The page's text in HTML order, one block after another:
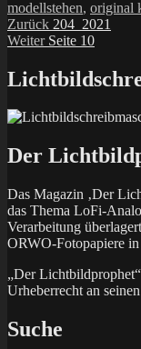
modellstehen, original
Zurück Vorheriger
Beitrag:
204_2021
Weiter Nächster
Seite 10
Der
Das Magazin ‚Der
das Thema LoFi-
Verarbeitung
ORWO-Fotopapiere
„Der
Urheberrecht an
Suche